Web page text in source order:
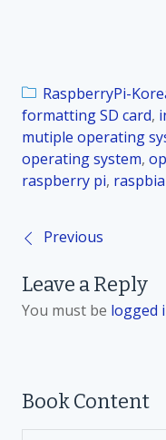
RaspberryPi-
formatting SD card,
mutiple operating
operating system,
raspberry pi,
P
o
n
Previous
Leave a Reply
You must be logged
Book Content